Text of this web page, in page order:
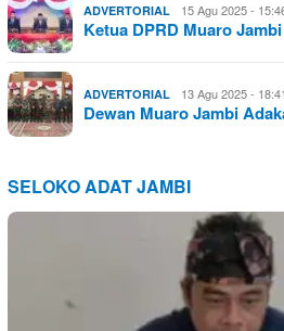
ADVERTORIAL 15 Agu 2025 -
Ketua DPRD Muaro
ADVERTORIAL 13 Agu 2025 -
Dewan Muaro Jambi
SELOKO ADAT JAMBI